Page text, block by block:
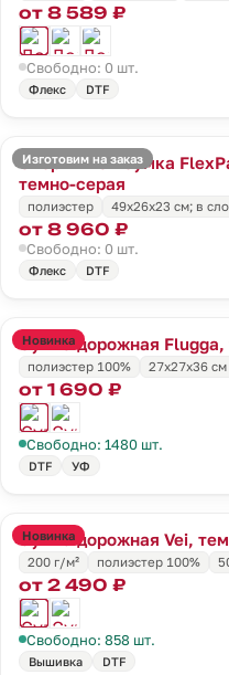
от 8 589 ₽
Свободно: 0 шт.
Флекс DTF
Изготовим на заказ
Спортивная сумка
темно-серая
полиэстер 49х26х23 см; в
от 8 960 ₽
Свободно: 0 шт.
Флекс DTF
Новинка
Сумка дорожная
полиэстер 100%
27x27x36 см
от 1 690 ₽
Свободно: 1480 шт.
DTF УФ
Новинка
Сумка дорожная Vei,
200 г/м²
полиэстер 100%
от 2 490 ₽
Свободно: 858 шт.
Вышивка DTF